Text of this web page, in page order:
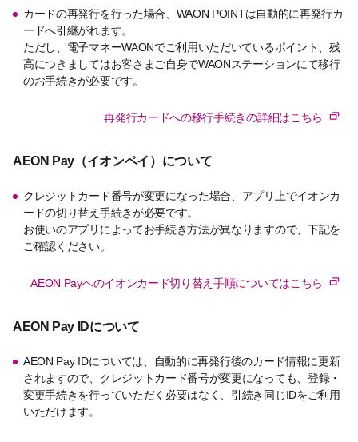
カードの再発行を行った場合、WAON POINTは自動的に再発行カ
ードへ引継がれます。
ただし、電子マネーWAONでご利用いただいているポイント、残
高につきましてはお客さまご自身でWAONステーションにて移行
のお手続きが必要です。
再発行カードへの移行手続きの詳細はこちら
AEON Pay（イオンペイ）について
クレジットカード番号が変更になった場合、アプリ上でイオンカ
ードの切り替え手続きが必要です。
お使いのアプリによってお手続き方法が異なりますので、下記を
ご確認ください。
AEON Payへのイオンカード切り替え手順についてはこちら
AEON Pay IDについて
AEON Pay IDについては、自動的に再発行後のカード情報に更新
されますので、クレジットカード番号が変更になっても、登録・
変更手続きを行っていただく必要はなく、引続き同じIDをご利用
いただけます。